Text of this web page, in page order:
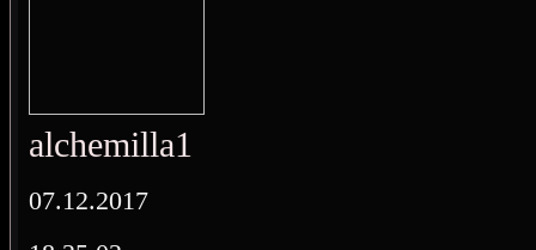
alchemilla1
07.12.2017